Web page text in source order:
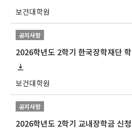
보건대학원
공지사항
보건대학원
공지사항
2026학년도 2학기 교내장학금 신